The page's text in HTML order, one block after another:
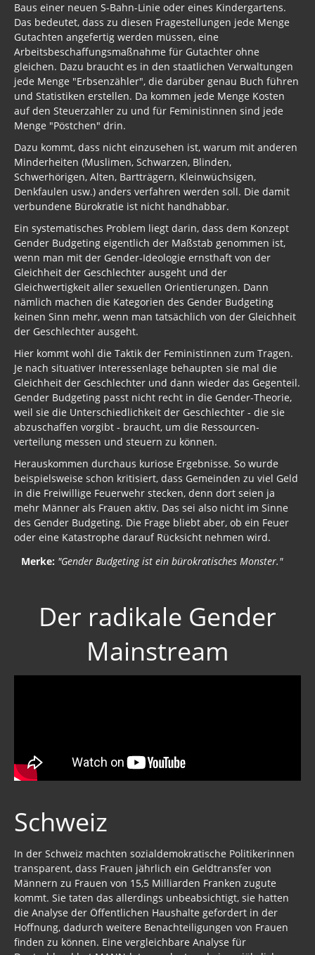
Baus einer neuen S-Bahn-Linie oder eines Kindergartens.
Das bedeutet, dass zu diesen Fragestellungen jede Menge
Gutachten angefertig werden müssen, eine
Arbeitsbeschaffungsmaßnahme für Gutachter ohne
gleichen. Dazu braucht es in den staatlichen Verwaltungen
jede Menge "Erbsenzähler", die darüber genau Buch führen
und Statistiken erstellen. Da kommen jede Menge Kosten
auf den Steuerzahler zu und für Feministinnen sind jede
Menge "Pöstchen" drin.
Dazu kommt, dass nicht einzusehen ist, warum mit anderen
Minderheiten (Muslimen, Schwarzen, Blinden,
Schwerhörigen, Alten, Bartträgern, Kleinwüchsigen,
Denkfaulen usw.) anders verfahren werden soll. Die damit
verbundene Bürokratie ist nicht handhabbar.
Ein systematisches Problem liegt darin, dass dem Konzept
Gender Budgeting eigentlich der Maßstab genommen ist,
wenn man mit der Gender-Ideologie ernsthaft von der
Gleichheit der Geschlechter ausgeht und der
Gleichwertigkeit aller sexuellen Orientierungen. Dann
nämlich machen die Kategorien des Gender Budgeting
keinen Sinn mehr, wenn man tatsächlich von der Gleichheit
der Geschlechter ausgeht.
Hier kommt wohl die Taktik der Feministinnen zum Tragen.
Je nach situativer Interessenlage behaupten sie mal die
Gleichheit der Geschlechter und dann wieder das Gegenteil.
Gender Budgeting passt nicht recht in die Gender-Theorie,
weil sie die Unter­schiedlich­keit der Geschlechter - die sie
abzuschaffen vorgibt - braucht, um die Ressourcen­
verteilung messen und steuern zu können.
Herauskommen durchaus kuriose Ergebnisse. So wurde
beispielsweise schon kritisiert, dass Gemeinden zu viel Geld
in die Freiwillige Feuerwehr stecken, denn dort seien ja
mehr Männer als Frauen aktiv. Das sei also nicht im Sinne
des Gender Budgeting. Die Frage bliebt aber, ob ein Feuer
oder eine Katastrophe darauf Rücksicht nehmen wird.
Merke: "Gender Budgeting ist ein bürokratisches Monster."
Der radikale Gender
Mainstream
Schweiz
In der Schweiz machten sozialdemokratische Politikerinnen
transparent, dass Frauen jährlich ein Geldtransfer von
Männern zu Frauen von 15,5 Milliarden Franken zugute
kommt. Sie taten das allerdings unbeabsichtigt, sie hatten
die Analyse der Öffentlichen Haushalte gefordert in der
Hoffnung, dadurch weitere Benachteiligungen von Frauen
finden zu können. Eine vergleichbare Analyse für